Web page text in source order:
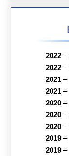
2022–
2022–
2021–
2021–
2020–
2020–
2020–
2019–
2019–